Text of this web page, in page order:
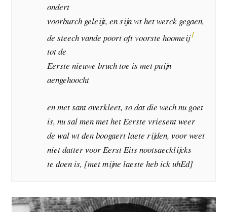
ondert
voorburch geleijt, en sijn wt het werck gegaen,
de steech vande poort oft voorste hoomeij1
tot de
Eerste nieuwe bruch toe is met puijn
aengehoocht
en met sant overkleet, so dat die wech nu goet
is, nu sal men met het Eerste vriesent weer
de wal wt den boogaert laete rijden, voor weet
niet datter voor Eerst Eits nootsaecklijcks
te doen is, [met mijne laeste heb ick uhEd]